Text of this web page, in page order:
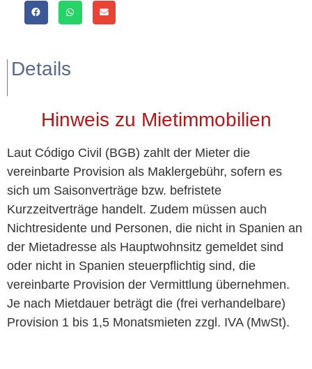
Details
Hinweis zu Mietimmobilien
Laut Código Civil (BGB) zahlt der Mieter die
vereinbarte Provision als Maklergebühr, sofern es
sich um Saisonverträge bzw. befristete
Kurzzeitverträge handelt. Zudem müssen auch
Nichtresidente und Personen, die nicht in Spanien an
der Mietadresse als Hauptwohnsitz gemeldet sind
oder nicht in Spanien steuerpflichtig sind, die
vereinbarte Provision der Vermittlung übernehmen.
Je nach Mietdauer beträgt die (frei verhandelbare)
Provision 1 bis 1,5 Monatsmieten zzgl. IVA (MwSt).